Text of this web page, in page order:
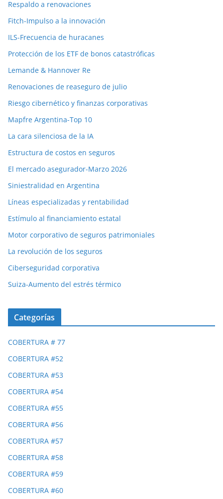
Respaldo a renovaciones
Fitch-Impulso a la innovación
ILS-Frecuencia de huracanes
Protección de los ETF de bonos catastróficas
Lemande & Hannover Re
Renovaciones de reaseguro de julio
Riesgo cibernético y finanzas corporativas
Mapfre Argentina-Top 10
La cara silenciosa de la IA
Estructura de costos en seguros
El mercado asegurador-Marzo 2026
Siniestralidad en Argentina
Líneas especializadas y rentabilidad
Estímulo al financiamiento estatal
Motor corporativo de seguros patrimoniales
La revolución de los seguros
Ciberseguridad corporativa
Suiza-Aumento del estrés térmico
Categorías
COBERTURA # 77
COBERTURA #52
COBERTURA #53
COBERTURA #54
COBERTURA #55
COBERTURA #56
COBERTURA #57
COBERTURA #58
COBERTURA #59
COBERTURA #60